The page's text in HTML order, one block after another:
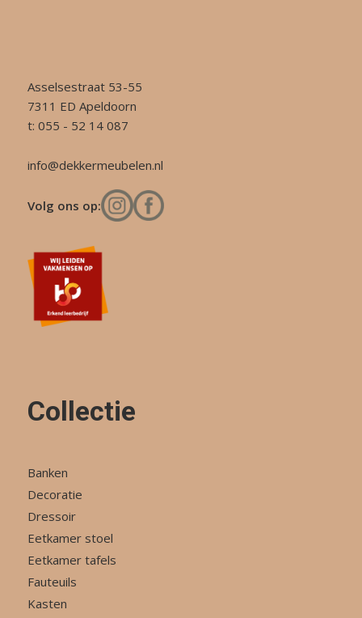
Asselsestraat 53-55
7311 ED Apeldoorn
t: 055 - 52 14 087
info@dekkermeubelen.nl
Volg ons op:
Collectie
Banken
Decoratie
Dressoir
Eetkamer stoel
Eetkamer tafels
Fauteuils
Kasten